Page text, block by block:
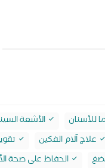
للأسنان الأشعة
علاج آلام الفكين
الحفاظ على صحة